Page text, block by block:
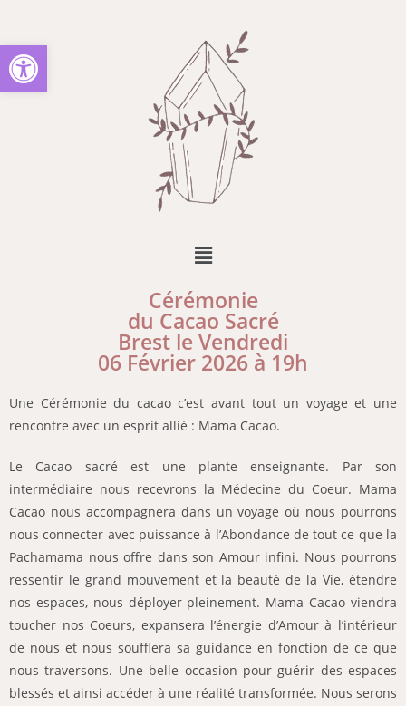
Ouvrir la barre d’outils
Cérémonie
du Cacao Sacré
Brest le Vendredi
06 Février 2026 à 19h
Une Cérémonie du cacao c’est avant tout un voyage et une
rencontre avec un esprit allié : Mama Cacao.
Le Cacao sacré est une plante enseignante. Par son
intermédiaire nous recevrons la Médecine du Coeur. Mama
Cacao nous accompagnera dans un voyage où nous pourrons
nous connecter avec puissance à l’Abondance de tout ce que la
Pachamama nous offre dans son Amour infini. Nous pourrons
ressentir le grand mouvement et la beauté de la Vie, étendre
nos espaces, nous déployer pleinement. Mama Cacao viendra
toucher nos Coeurs, expansera l’énergie d’Amour à l’intérieur
de nous et nous soufflera sa guidance en fonction de ce que
nous traversons. Une belle occasion pour guérir des espaces
blessés et ainsi accéder à une réalité transformée. Nous serons